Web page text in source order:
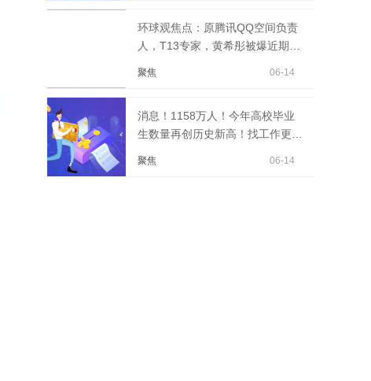
环球观焦点：原腾讯QQ空间负责
人，T13专家，黄希彤被爆近期被
聚焦 06-14
消息！1158万人！今年高校毕业
生数量再创历史新高！找工作更难
聚焦 06-14